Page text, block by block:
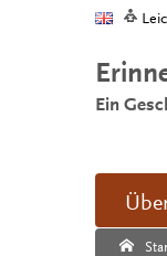
Ein
Suche:
Suche Ende.